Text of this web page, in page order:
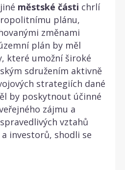
městské části chrlí
plánu,
změnami
plán by měl
které umožní široké
sdružením aktivně
strategiích dané
by poskytnout účinné
zájmu a
vztahů
investorů, shodli se